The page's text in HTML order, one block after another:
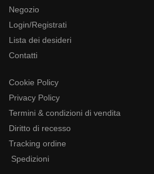
Negozio
Login/Registrati
Lista dei desideri
Contatti
Cookie Policy
Privacy Policy
Termini & condizioni di vendita
Diritto di recesso
Tracking ordine
Spedizioni